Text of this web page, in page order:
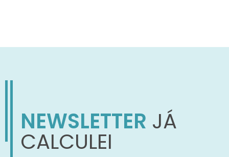
NEWSLETTER JÁ
CALCULEI